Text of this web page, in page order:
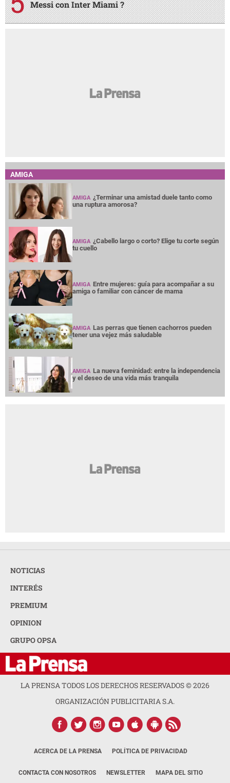
Messi con Inter Miami ?
AMIGA
AMIGA ¿Terminar una amistad duele tanto como
una ruptura amorosa?
AMIGA ¿Cabello largo o corto? Elige tu corte según
tu cuello
AMIGA Entre mujeres: guía para acompañar a su
amiga o familiar con cáncer de mama
AMIGA Las perras que tienen cachorros pueden
tener una vejez más saludable
AMIGA La nueva feminidad: entre la independencia
y el deseo de una vida más tranquila
NOTICIAS
INTERÉS
PREMIUM
OPINION
GRUPO OPSA
LA PRENSA TODOS LOS DERECHOS RESERVADOS ©2026
ORGANIZACIÓN PUBLICITARIA S.A.
ACERCA DE LA PRENSA POLÍTICA DE PRIVACIDAD
CONTACTA CON NOSOTROS NEWSLETTER MAPA DEL SITIO